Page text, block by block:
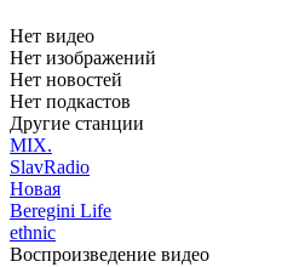
Нет видео
Нет изображений
Нет новостей
Нет подкастов
Другие станции
MIX.
SlavRadio
Новая
Beregini Life
ethnic
Воспроизведение видео